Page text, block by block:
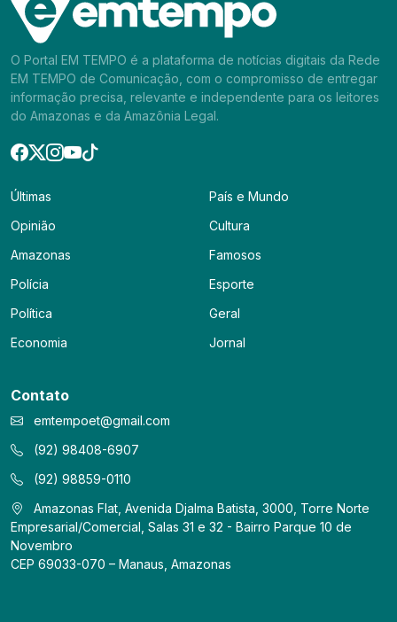
O Portal EM TEMPO é a plataforma de notícias digitais da Rede
EM TEMPO de Comunicação, com o compromisso de entregar
informação precisa, relevante e independente para os leitores
do Amazonas e da Amazônia Legal.
Últimas
Opinião
Amazonas
Polícia
Política
Economia
País e Mundo
Cultura
Famosos
Esporte
Geral
Jornal
Contato
emtempoet@gmail.com
(92) 98408-6907
(92) 98859-0110
Amazonas Flat, Avenida Djalma Batista, 3000, Torre Norte
Empresarial/Comercial, Salas 31 e 32 - Bairro Parque 10 de
Novembro
CEP 69033-070 – Manaus, Amazonas